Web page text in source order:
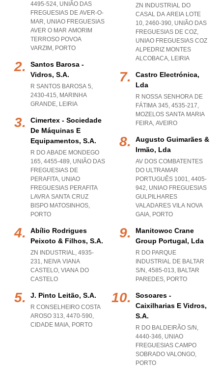
4495-524, UNIÃO DAS
FREGUESIAS DE AVER-O-
MAR, UNIAO FREGUESIAS
AVER O MAR AMORIM
TERROSO POVOA
VARZIM , PORTO
Santos Barosa -
Vidros, S.a.
R SANTOS BAROSA 5,
2430-415, MARINHA
GRANDE, LEIRIA
Cimertex - Sociedade
De Máquinas E
Equipamentos, S.a.
R DO ABADE MONDEGO
165, 4455-489, UNIÃO DAS
FREGUESIAS DE
PERAFITA, UNIAO
FREGUESIAS PERAFITA
LAVRA SANTA CRUZ
BISPO MATOSINHOS,
PORTO
Abílio Rodrigues
Peixoto & Filhos, S.a.
ZN INDUSTRIAL, 4935-
231, NEIVA VIANA
CASTELO, VIANA DO
CASTELO
J. Pinto Leitão, S.a.
R CONSELHEIRO COSTA
AROSO 313, 4470-590,
CIDADE MAIA, PORTO
ZN INDUSTRIAL DO
CASAL DA AREIA LOTE
10, 2460-390, UNIÃO DAS
FREGUESIAS DE COZ,
UNIAO FREGUESIAS COZ
ALPEDRIZ MONTES
ALCOBACA, LEIRIA
Castro Electrónica,
Lda
R NOSSA SENHORA DE
FÁTIMA 345, 4535-217,
MOZELOS SANTA MARIA
FEIRA, AVEIRO
Augusto Guimarães &
Irmão, Lda
AV DOS COMBATENTES
DO ULTRAMAR
PORTUGUÊS 1001, 4405-
942, UNIAO FREGUESIAS
GULPILHARES
VALADARES VILA NOVA
GAIA, PORTO
Manitowoc Crane
Group Portugal, Lda
R DO PARQUE
INDUSTRIAL DE BALTAR
S/N, 4585-013, BALTAR
PAREDES, PORTO
Sosoares -
Caixilharias E Vidros,
S.a.
R DO BALDEIRÃO S/N,
4440-346, UNIAO
FREGUESIAS CAMPO
SOBRADO VALONGO,
PORTO